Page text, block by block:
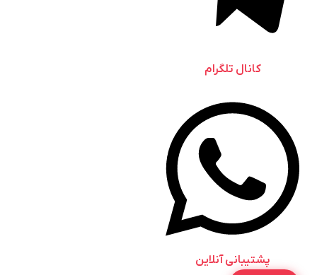
کانال تلگرام
پشتیبانی آنلاین